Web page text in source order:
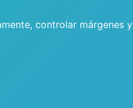
controlar márgenes